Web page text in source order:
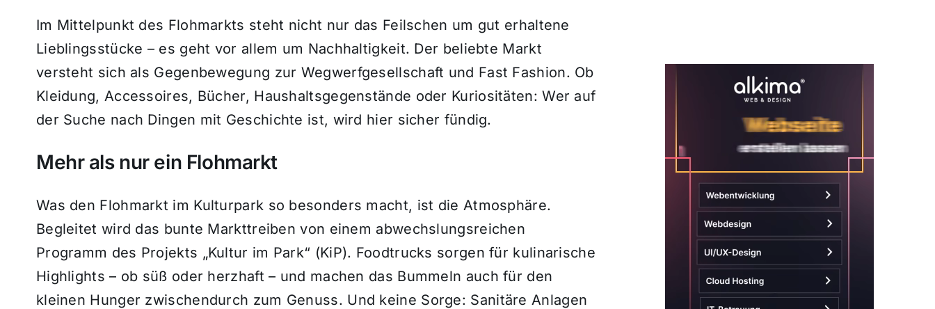
Im Mittelpunkt des Flohmarkts steht nicht nur das Feilschen um gut erhaltene
Lieblingsstücke – es geht vor allem um Nachhaltigkeit. Der beliebte Markt
versteht sich als Gegenbewegung zur Wegwerfgesellschaft und Fast Fashion. Ob
Kleidung, Accessoires, Bücher, Haushaltsgegenstände oder Kuriositäten: Wer auf
der Suche nach Dingen mit Geschichte ist, wird hier sicher fündig.
Mehr als nur ein Flohmarkt
Was den Flohmarkt im Kulturpark so besonders macht, ist die Atmosphäre.
Begleitet wird das bunte Markttreiben von einem abwechslungsreichen
Programm des Projekts „Kultur im Park“ (KiP). Foodtrucks sorgen für kulinarische
Highlights – ob süß oder herzhaft – und machen das Bummeln auch für den
kleinen Hunger zwischendurch zum Genuss. Und keine Sorge: Sanitäre Anlagen